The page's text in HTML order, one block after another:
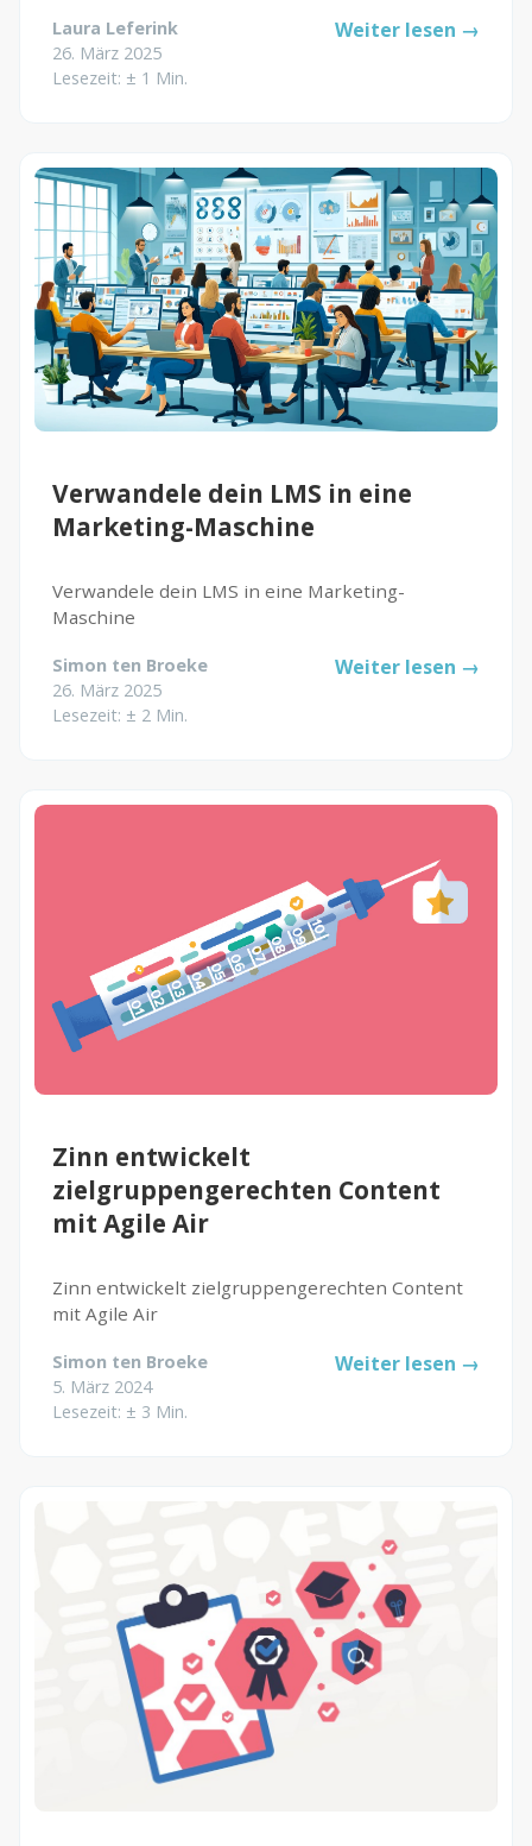
Themen
Open Source
Laura Leferink
26. März 2025
Lesezeit: ± 1 Min.
Weiter lesen →
Verwandele dein LMS in eine
Marketing-Maschine
Verwandele dein LMS in eine Marketing-
Maschine
Simon ten Broeke
26. März 2025
Lesezeit: ± 2 Min.
Weiter lesen →
Zinn entwickelt
zielgruppengerechten Content
mit Agile Air
Zinn entwickelt zielgruppengerechten Content
mit Agile Air
Simon ten Broeke
5. März 2024
Lesezeit: ± 3 Min.
Weiter lesen →